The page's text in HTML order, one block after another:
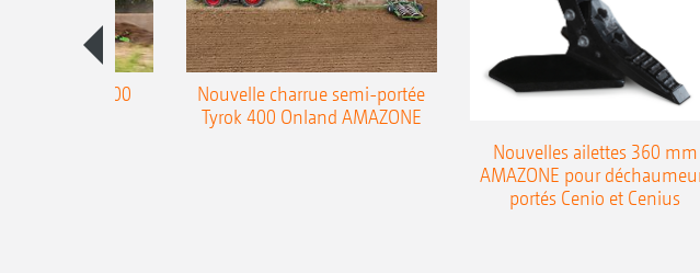
échelle
Teres 300
Nouvelle charrue semi-portée
Tyrok 400 Onland AMAZONE
Nouvelles ailettes 360 mm
AMAZONE pour
portés Cenio et Cenius